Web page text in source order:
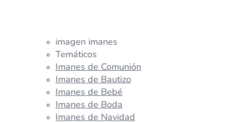
imagen imanes
Temáticos
Imanes de Comunión
Imanes de Bautizo
Imanes de Bebé
Imanes de Boda
Imanes de Navidad